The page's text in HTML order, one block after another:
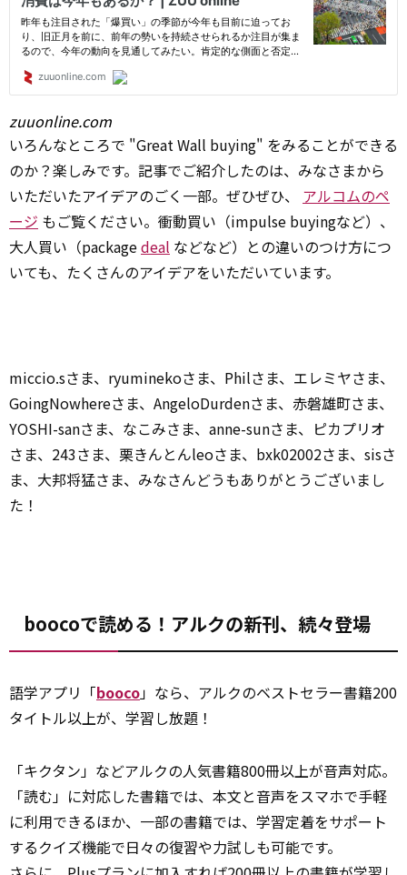
zuuonline.com
いろんなところで "Great Wall buying" をみることができる
のか？楽しみです。記事でご紹介したのは、みなさまから
いただいたアイデアのごく一部。ぜひぜひ、 アルコムのペ
ージ もご覧ください。衝動買い（impulse buyingなど）、
大人買い（packagedeal などなど）との違いのつけ方につ
いても、たくさんのアイデアをいただいています。
miccio.sさま、ryuminekoさま、Philさま、エレミヤさま、
GoingNowhereさま、AngeloDurdenさま、赤磐雄町さま、
YOSHI-sanさま、なこみさま、anne-sunさま、ピカプリオ
さま、243さま、栗きんとんleoさま、bxk02002さま、sisさ
ま、大邦将猛さま、みなさんどうもありがとうございまし
た！
boocoで読める！アルクの新刊、続々登場
語学アプリ「booco」なら、アルクのベストセラー書籍200
タイトル以上が、学習し放題！
「キクタン」などアルクの人気書籍800冊以上が音声対応。
「読む」に対応した書籍では、本文と音声をスマホで手軽
に利用できるほか、一部の書籍では、学習定着をサポート
するクイズ機能で日々の復習や力試しも可能です。